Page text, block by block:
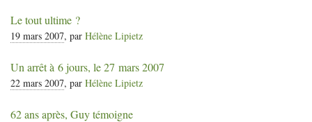
Le tout ultime ?
19 mars 2007, par Hélène Lipietz
Un arrêt à 6 jours, le 27 mars 2007
22 mars 2007, par Hélène Lipietz
62 ans après, Guy témoigne